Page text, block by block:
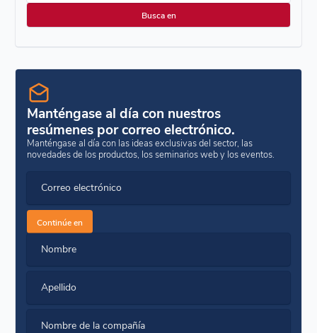
Manténgase al día con nuestros
resúmenes por correo electrónico.
Manténgase al día con las ideas exclusivas del sector, las
novedades de los productos, los seminarios web y los eventos.
Correo electrónico
Continúe en
Nombre
Apellido
Nombre de la compañía